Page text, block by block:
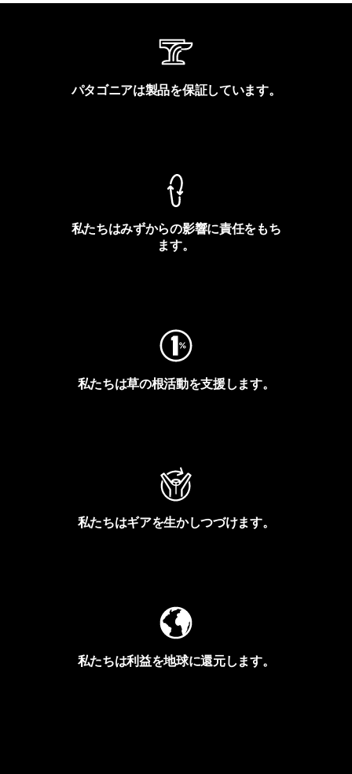
パタゴニアは製品を保証しています。
私たちはみずからの影響に責任をもち
ます。
私たちは草の根活動を支援します。
私たちはギアを生かしつづけます。
私たちは利益を地球に還元します。